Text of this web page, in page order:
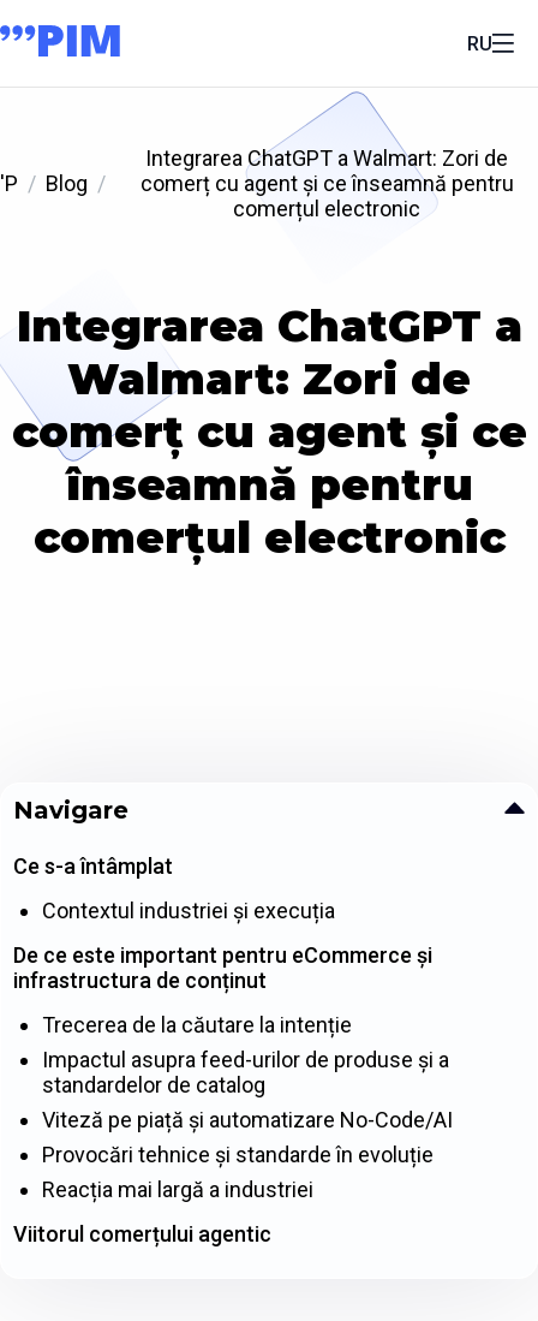
RU
'P Blog
Integrarea ChatGPT a Walmart: Zori de
comerț cu agent și ce înseamnă pentru
comerțul electronic
Integrarea ChatGPT a
Walmart: Zori de
comerț cu agent și ce
înseamnă pentru
comerțul electronic
Navigare
Ce s-a întâmplat
Contextul industriei și execuția
De ce este important pentru eCommerce și
infrastructura de conținut
Trecerea de la căutare la intenție
Impactul asupra feed-urilor de produse și a
standardelor de catalog
Viteză pe piață și automatizare No-Code/AI
Provocări tehnice și standarde în evoluție
Reacția mai largă a industriei
Viitorul comerțului agentic